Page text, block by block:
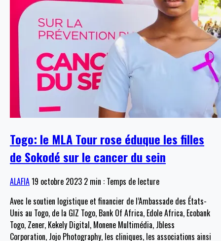
Togo: le MLA Tour rose éduque les filles
de Sokodé sur le cancer du sein
ALAFIA19 octobre 2023 2 min : Temps de lecture
Avec le soutien logistique et financier de l’Ambassade des États-
Unis au Togo, de la GIZ Togo, Bank Of Africa, Edole Africa, Ecobank
Togo, Zener, Kekely Digital, Monene Multimédia, Jbless
Corporation, Jojo Photography, les cliniques, les associations ainsi